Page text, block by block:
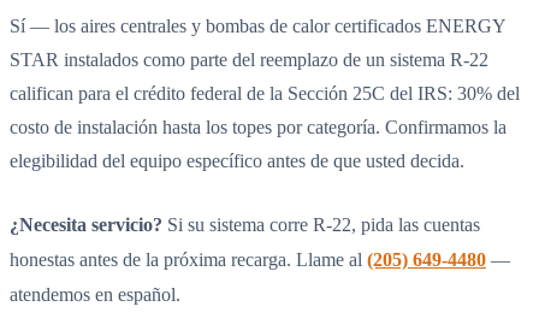
Sí — los aires centrales y bombas de calor certificados ENERGY
STAR instalados como parte del reemplazo de un sistema R-22
califican para el crédito federal de la Sección 25C del IRS: 30% del
costo de instalación hasta los topes por categoría. Confirmamos la
elegibilidad del equipo específico antes de que usted decida.
¿Necesita servicio? Si su sistema corre R-22, pida las cuentas
honestas antes de la próxima recarga. Llame al (205) 649-4480 —
atendemos en español.